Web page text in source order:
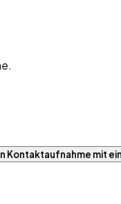
Kontaktaufnahme mit